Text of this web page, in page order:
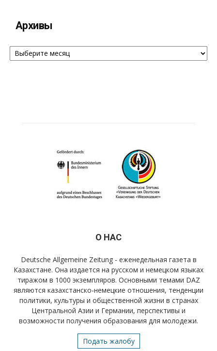
Архивы
Архивы
О НАС
Deutsche Allgemeine Zeitung - еженедельная газета в
Казахстане. Она издается на русском и немецком языках
тиражом в 1000 экземпляров. Основными темами DAZ
являются казахстанско-немецкие отношения, тенденции
политики, культуры и общественной жизни в странах
Центральной Азии и Германии, перспективы и
возможности получения образования для молодежи.
Подать жалобу